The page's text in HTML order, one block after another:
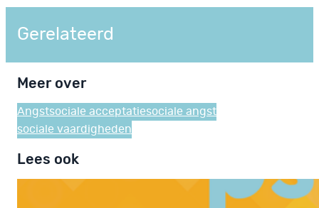
Gerelateerd
Meer over
Angstsociale acceptatiesociale angst
sociale vaardigheden
Lees ook